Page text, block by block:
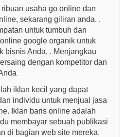
usaha go online dan
sekarang giliran anda. .
untuk tumbuh dan
google organik untuk
bisnis Anda, . Menjangkau
dengan kompetitor dan
iklan kecil yang dapat
individu untuk menjual jasa
Iklan baris online adalah
membayar sebuah publikasi
di bagian web site mereka.